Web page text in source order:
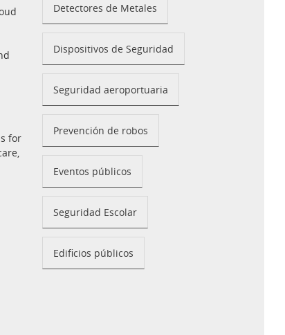
for
Detectores de Metales
Dispositivos de Seguridad
Seguridad aeroportuaria
Prevención de robos
Eventos públicos
Seguridad Escolar
Edificios públicos